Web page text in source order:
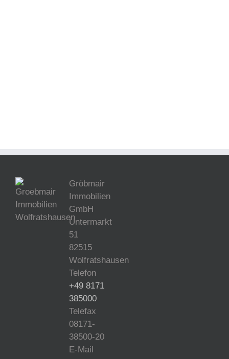
Gröbmair
Immobilien
GmbH
Untermarkt
51
82515
Wolfratshausen
Telefon
+49 8171
385000
Telefax
08171-
38500-20
E-Mail